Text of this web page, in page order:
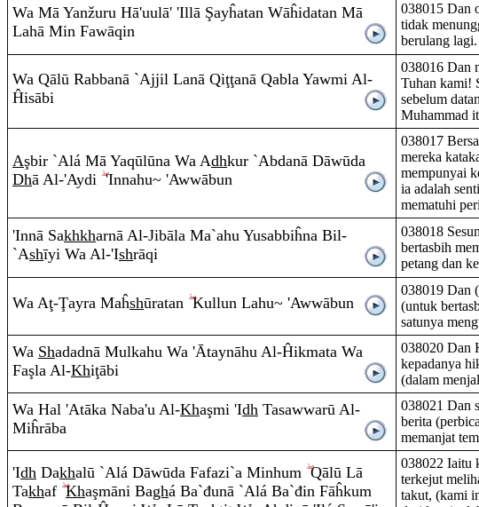
Wa Mā Yanžuru Hā'uulā' 'Illā Şayĥatan Wāĥidatan Mā
Lahā Min Fawāqin
038015 Dan
tidak
berulang lagi.
Wa Qālū Rabbanā `Ajjil Lanā Qiţţanā Qabla Yawmi Al-
Ĥisābi
038016 Dan
Tuhan kami!
sebelum
Muhammad
Aşbir `Alá Mā Yaqūlūna Wa Adhkur `Abdanā Dāwūda
Dhā Al-'Aydi 'Innahu~ 'Awwābun
038017
mereka
mempunyai
ia adalah
mematuhi
'Innā Sakhkharnā Al-Jibāla Ma`ahu Yusabbiĥna Bil-
`Ashīyi Wa Al-'Ishrāqi
038018
bertasbih
petang dan
Wa Aţ-Ţayra Maĥshūratan Kullun Lahu~ 'Awwābun
038019 Dan
(untuk
satunya
Wa Shadadnā Mulkahu Wa 'Ātaynāhu Al-Ĥikmata Wa
Faşla Al-Khiţābi
038020 Dan
kepadanya
(dalam
Wa Hal 'Atāka Naba'u Al-Khaşmi 'Idh Tasawwarū Al-
Miĥrāba
038021 Dan
berita
memanjat
'Idh Dakhalū `Alá Dāwūda Fafazi`a Minhum Qālū Lā
Takhaf Khaşmāni Baghá Ba`đunā `Alá Ba`đin Fāĥkum
038022 Iaitu
terkejut
takut, (kami